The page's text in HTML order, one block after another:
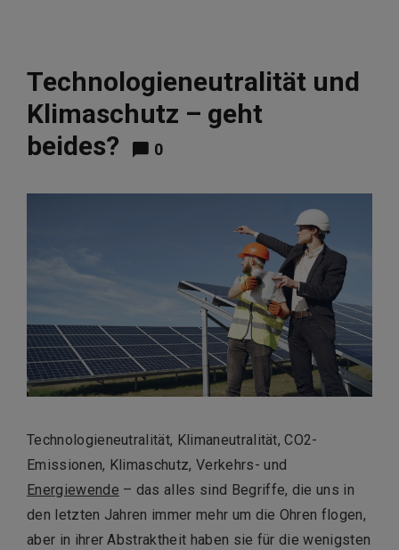
Technologieneutralität und
Klimaschutz – geht
beides?
0
Technologieneutralität, Klimaneutralität, CO2-
Emissionen, Klimaschutz, Verkehrs- und
Energiewende – das alles sind Begriffe, die uns in
den letzten Jahren immer mehr um die Ohren flogen,
aber in ihrer Abstraktheit haben sie für die wenigsten